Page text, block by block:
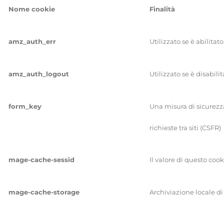
Nome cookie Finalità
amz_auth_err Utilizzato se è
amz_auth_logout Utilizzato se è
form_key Una misura di
richieste tra siti (CSFR)
mage-cache-sessid Il valore di questo
mage-cache-storage Archiviazione locale